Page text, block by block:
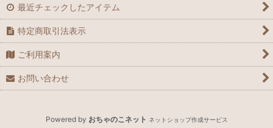
最近チェックしたアイテム
特定商取引法表示
ご利用案内
お問い合わせ
Powered by おちゃのこネット ネットショップ作成サービス